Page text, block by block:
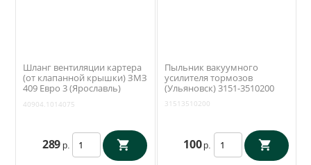
Шланг вентиляции картера
(от клапанной крышки) ЗМЗ
409 Евро 3 (Ярославль)
40904.1014075
289 р.
Пыльник вакуумного
усилителя тормозов
(Ульяновск) 3151-3510200
31513510200
100 р.